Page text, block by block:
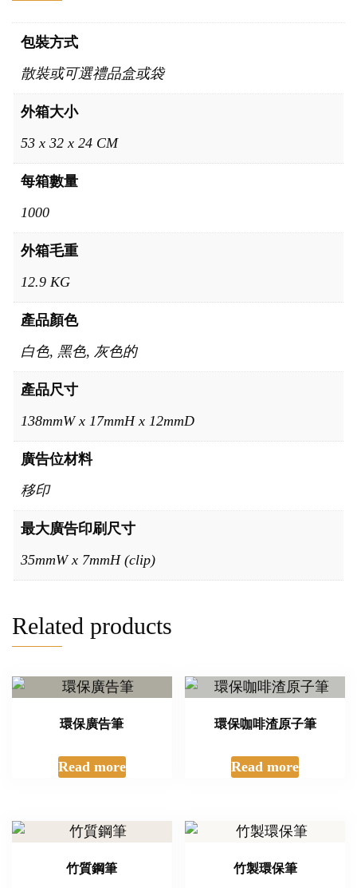
包裝方式
散裝或可選禮品盒或袋
外箱大小
53 x 32 x 24 CM
每箱數量
1000
外箱毛重
12.9 KG
產品顏色
白色, 黑色, 灰色的
產品尺寸
138mmW x 17mmH x 12mmD
廣告位材料
移印
最大廣告印刷尺寸
35mmW x 7mmH (clip)
Related products
環保廣告筆
Read more
環保咖啡渣原子筆
Read more
竹質鋼筆 竹製環保筆